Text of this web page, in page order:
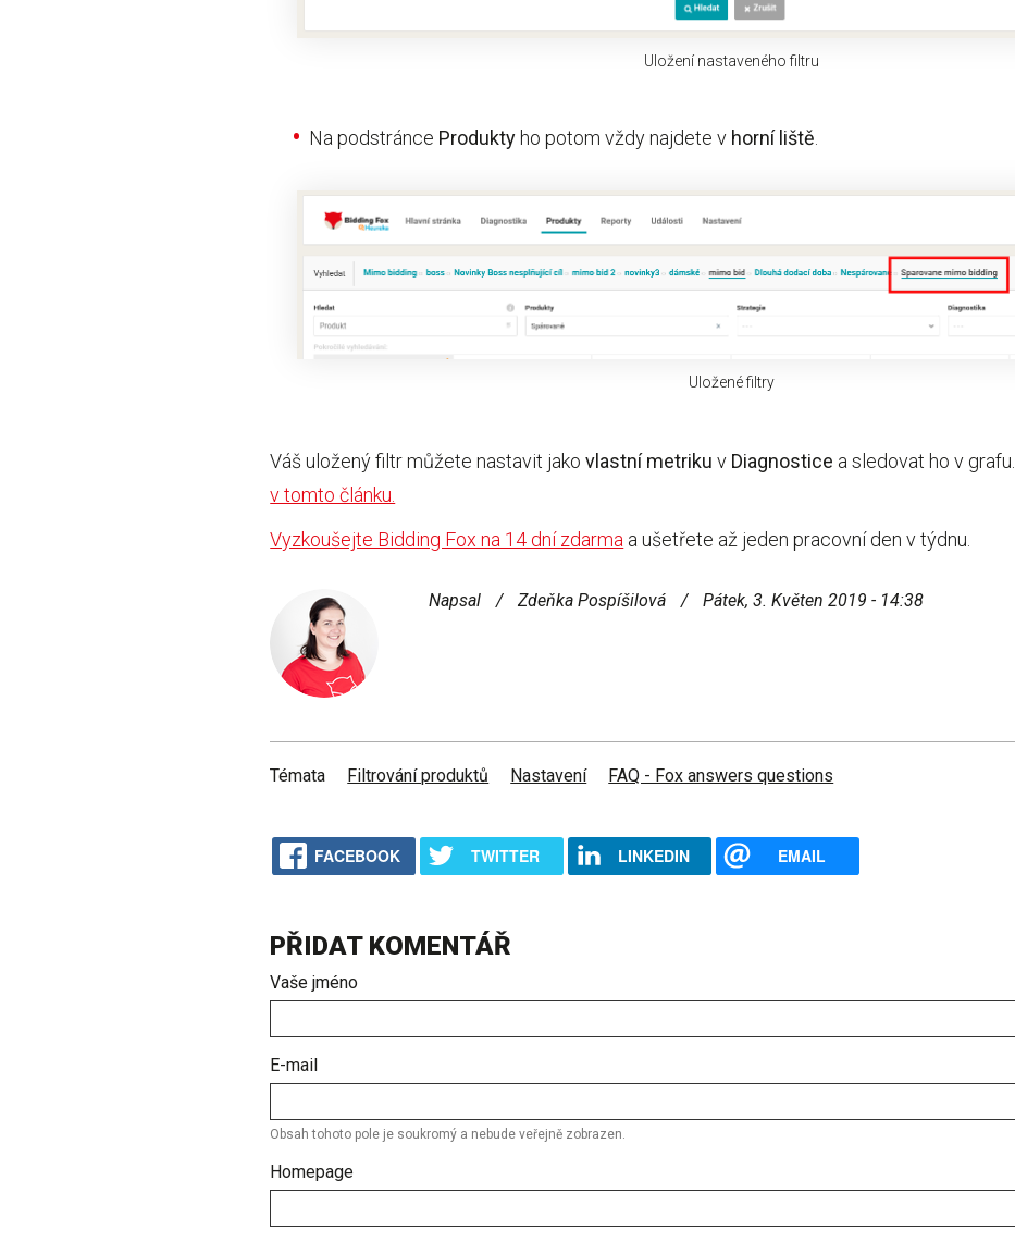
Uložení nastaveného filtru
Na podstránce Produkty ho potom vždy najdete v horní liště
Uložené filtry
Váš uložený filtr můžete nastavit jakovlastní metriku v Diagnostice a sledovat ho v grafu.
v tomto článku.
Vyzkoušejte Bidding Fox na 14 dní zdarma a ušetřete až jeden pracovní den v týdnu.
Napsal / Zdeňka Pospíšilová / Pátek, 3. Květen 2019 - 14:38
Témata Filtrování produktů Nastavení FAQ - Fox answers questions
FACEBOOK TWITTER LINKEDIN EMAIL
PŘIDAT KOMENTÁŘ
Vaše jméno
E-mail
Obsah tohoto pole je soukromý a nebude veřejně zobrazen.
Homepage